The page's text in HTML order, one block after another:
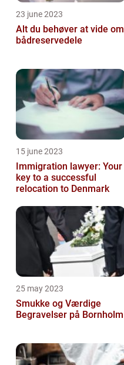
23 june 2023
Alt du behøver at vide om
bådreservedele
15 june 2023
Immigration lawyer: Your
key to a successful
relocation to Denmark
25 may 2023
Smukke og Værdige
Begravelser på Bornholm